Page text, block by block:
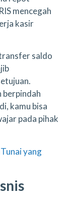
mencegah
kasir
saldo
berpindah
kamu bisa
pada pihak
yang